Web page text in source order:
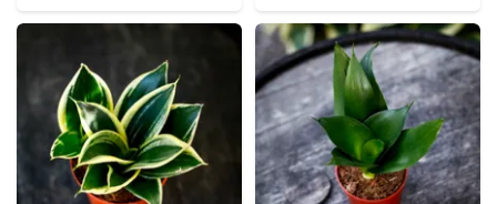
normalt tydligare när plantan får gott om ljus.
Skötsel
Ljus
Ljust till halvskuggigt. Den
överlever mörkare placering
men växer långsammare och